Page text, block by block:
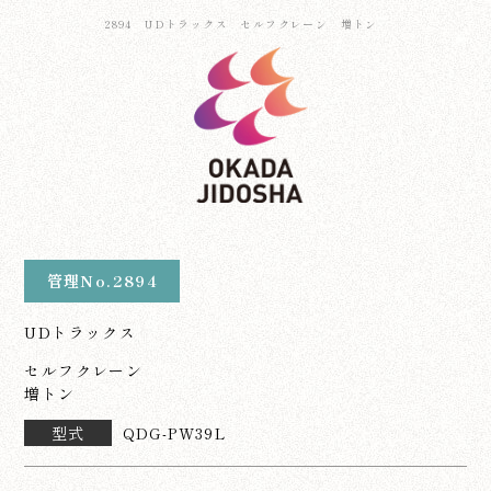
2894 UDトラックス セルフクレーン 増トン
管理No.2894
UDトラックス
セルフクレーン
増トン
型式
QDG-PW39L